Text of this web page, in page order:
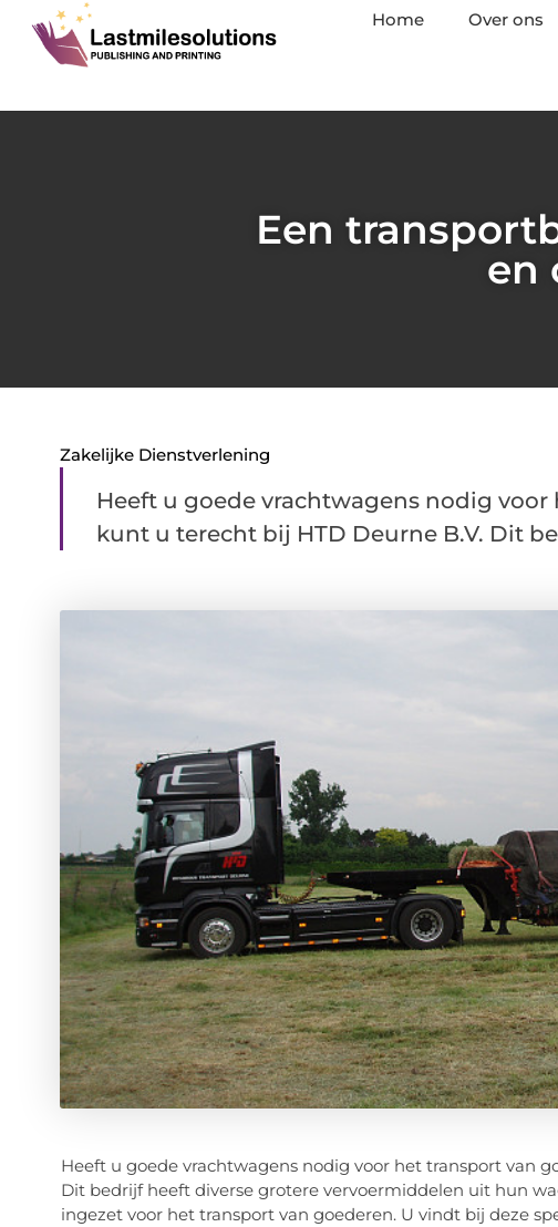
Home Over ons
Een
en
Zakelijke Dienstverlening
Heeft u goede vrachtwagens nodig
kunt u terecht bij HTD Deurne B.V. Dit
Heeft u goede vrachtwagens nodig voor het transport van
Dit bedrijf heeft diverse grotere vervoermiddelen uit hun
ingezet voor het transport van goederen. U vindt bij deze